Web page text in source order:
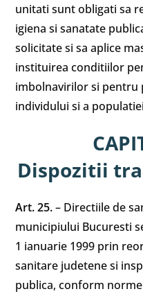
unitati sunt obligati sa
igiena si sanatate
solicitate si sa aplice
instituirea conditiilor
imbolnavirilor si pentru
individului si a
Dispozitii
Art. 25.– Directiile de
municipiului Bucuresti
1 ianuarie 1999 prin
sanitare judetene si
publica, conform